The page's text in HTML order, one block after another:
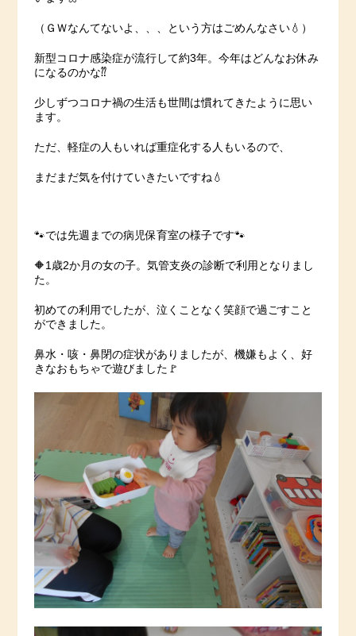
（ＧＷなんてないよ、、、という方はごめんなさい💧）
新型コロナ感染症が流行して約3年。今年はどんなお休み
になるのかな⁇
少しずつコロナ禍の生活も世間は慣れてきたように思い
ます。
ただ、軽症の人もいれば重症化する人もいるので、
まだまだ気を付けていきたいですね💧
🐾では先週までの病児保育室の様子です🐾
🔶1歳2か月の女の子。気管支炎の診断で利用となりまし
た。
初めての利用でしたが、泣くことなく笑顔で過ごすこと
ができました。
鼻水・咳・鼻閉の症状がありましたが、機嫌もよく、好
きなおもちゃで遊びました🚩